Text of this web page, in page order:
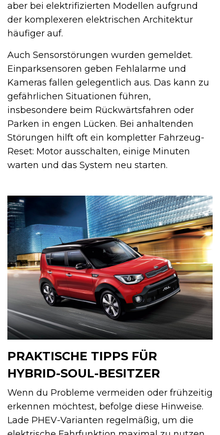
aber bei elektrifizierten Modellen aufgrund
der komplexeren elektrischen Architektur
häufiger auf.
Auch Sensorstörungen wurden gemeldet.
Einparksensoren geben Fehlalarme und
Kameras fallen gelegentlich aus. Das kann zu
gefährlichen Situationen führen,
insbesondere beim Rückwärtsfahren oder
Parken in engen Lücken. Bei anhaltenden
Störungen hilft oft ein kompletter Fahrzeug-
Reset: Motor ausschalten, einige Minuten
warten und das System neu starten.
PRAKTISCHE TIPPS FÜR
HYBRID-SOUL-BESITZER
Wenn du Probleme vermeiden oder frühzeitig
erkennen möchtest, befolge diese Hinweise.
Lade PHEV-Varianten regelmäßig, um die